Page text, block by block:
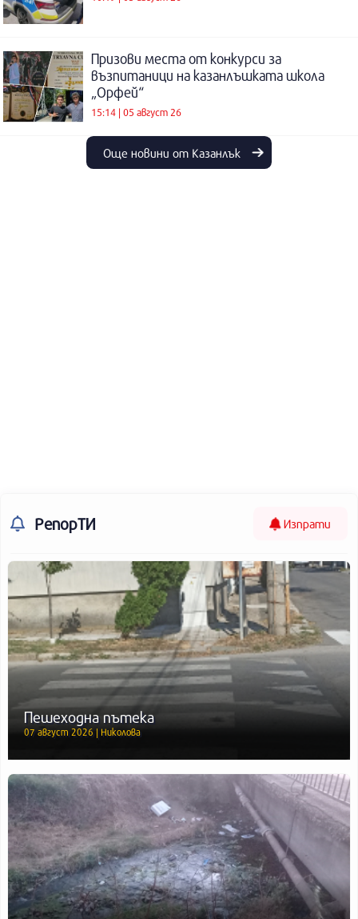
Призови места от конкурси за
възпитаници на казанлъшката школа
„Орфей“
15:14 | 05 август 26
Още новини от Казанлък
РепорТИ Изпрати
Пешеходна пътека
07 август 2026 | Николова